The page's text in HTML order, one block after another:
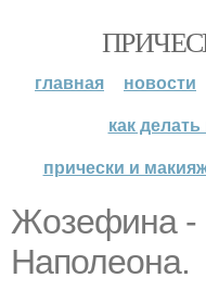
главная новости
как
прически и
Жозефина -
Наполеона.